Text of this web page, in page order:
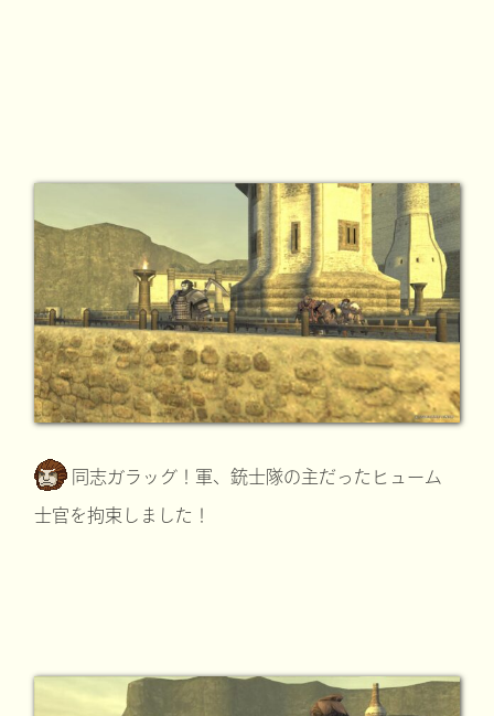
同志ガラッグ！軍、銃士隊の主だったヒューム
士官を拘束しました！